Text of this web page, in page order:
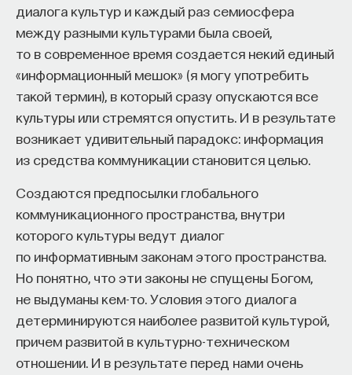
диалога культур и каждый раз семиосфера
между разными культурами была своей,
то в современное время создается некий единый
«информационный мешок» (я могу употребить
такой термин), в который сразу опускаются все
культуры или стремятся опустить. И в результате
возникает удивительный парадокс: информация
из средства коммуникации становится целью.
Создаются предпосылки глобального
коммуникационного пространства, внутри
которого культуры ведут диалог
по информативным законам этого пространства.
Но понятно, что эти законы не спущены Богом,
не выдуманы кем-то. Условия этого диалога
детерминируются наиболее развитой культурой,
причем развитой в культурно-техническом
отношении. И в результате перед нами очень
маслом — до него писали в основном темперой.
Он сумел использовать это открытие таким
образом, что создал живопись, ставшую основой,
базой (как мы можем сказать современным
языком — матрицей) не только живописи,
но и современного театра под крышей, в отличие
от театра площадного, раннего, средневекового,
а затем кинематографа и даже тех гаджетов,
С чем это связано? Дело в том, что живопись
до Леонардо, живопись XV века, Раннего
Возрождения, — это живопись, которая открыла
картину (главный вклад итальянского
Возрождения в истории искусств — это создание
картины), но картину трехмерную, основу которой
составляла перспектива к глубинным
трехмерным пространствам. Природа картины